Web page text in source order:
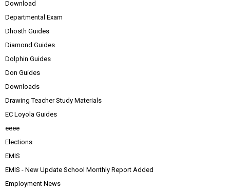
Download
Departmental Exam
Dhosth Guides
Diamond Guides
Dolphin Guides
Don Guides
Downloads
Drawing Teacher Study Materials
EC Loyola Guides
eeee
Elections
EMIS
EMIS - New Update School Monthly Report Added
Employment News